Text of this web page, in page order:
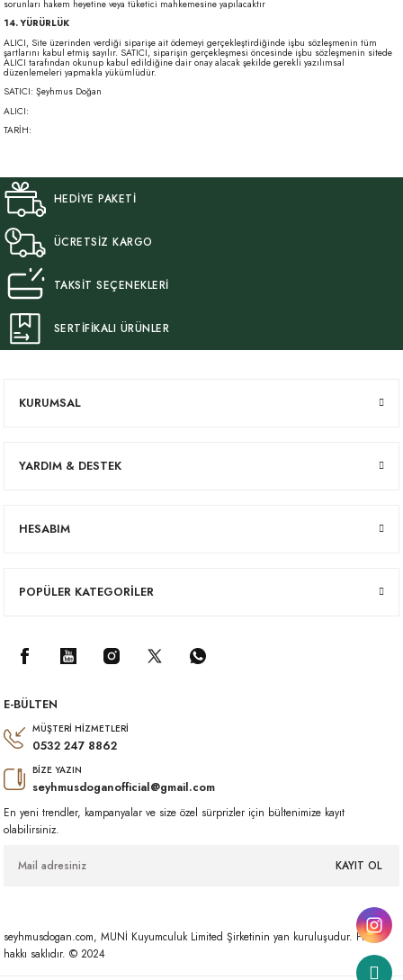
sorunları hakem heyetine veya tüketici mahkemesine yapılacaktır
14. YÜRÜRLÜK
ALICI, Site üzerinden verdiği siparişe ait ödemeyi gerçekleştirdiğinde işbu sözleşmenin tüm
şartlarını kabul etmiş sayılır. SATICI, siparişin gerçekleşmesi öncesinde işbu sözleşmenin sitede
ALICI tarafından okunup kabul edildiğine dair onay alacak şekilde gerekli yazılımsal
düzenlemeleri yapmakla yükümlüdür.
SATICI: Şeyhmus Doğan
ALICI:
TARİH:
HEDİYE PAKETİ
ÜCRETSİZ KARGO
TAKSİT SEÇENEKLERİ
SERTİFİKALI ÜRÜNLER
KURUMSAL
YARDIM & DESTEK
HESABIM
POPÜLER KATEGORİLER
E-BÜLTEN
MÜŞTERİ HİZMETLERİ
0532 247 8862
BİZE YAZIN
seyhmusdoganofficial@gmail.com
En yeni trendler, kampanyalar ve size özel sürprizler için bültenimize kayıt
olabilirsiniz.
KAYIT OL
seyhmusdogan.com, MUNİ Kuyumculuk Limited Şirketinin yan kuruluşudur. Her
hakkı saklıdır. © 2024